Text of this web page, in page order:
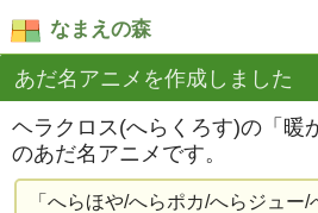
なまえの森
あだ名アニメを作成しました
ヘラクロス(へらくろす)の「暖
のあだ名アニメです。
「へらほや/へらポカ/へらジュー/